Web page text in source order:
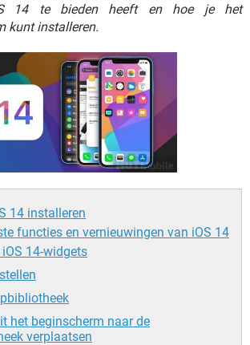
14 te bieden heeft en hoe je het
kunt installeren.
14 installeren
functies en vernieuwingen van iOS 14
14-widgets
het beginscherm naar de
verplaatsen